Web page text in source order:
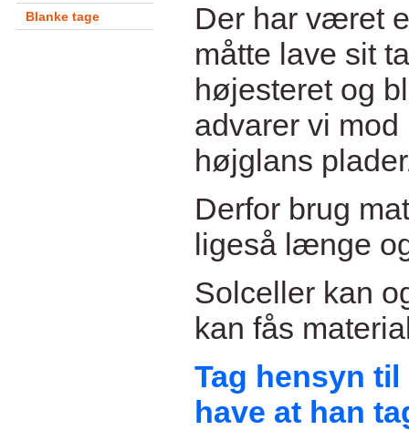
Blanke tage
Der har været
måtte lave sit
højesteret og
advarer vi
højglans
Derfor brug
ligeså længe
Solceller kan
kan fås
Tag hensyn
have at han